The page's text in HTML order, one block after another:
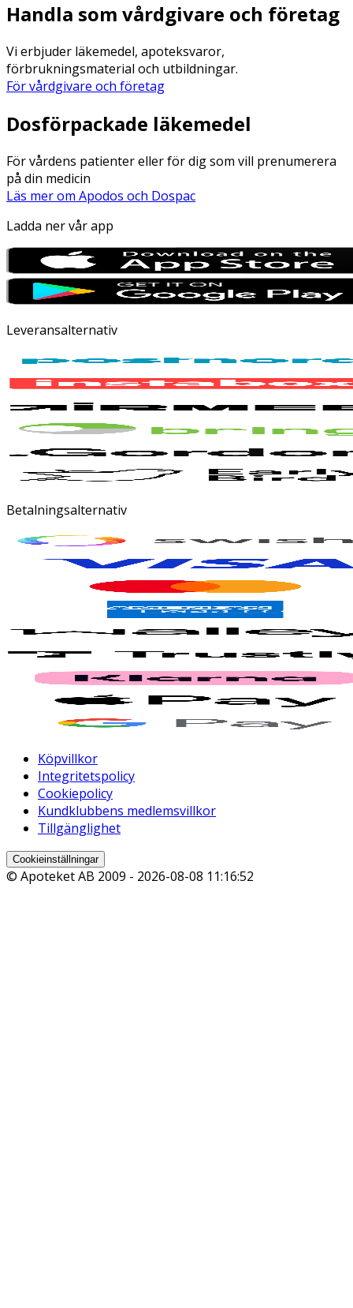
Handla som vårdgivare och företag
Vi erbjuder läkemedel, apoteksvaror,
förbrukningsmaterial och utbildningar.
För vårdgivare och företag
Dosförpackade läkemedel
För vårdens patienter eller för dig som vill prenumerera
på din medicin
Läs mer om Apodos och Dospac
Ladda ner vår app
Leveransalternativ
Betalningsalternativ
Köpvillkor
Integritetspolicy
Cookiepolicy
Kundklubbens medlemsvillkor
Tillgänglighet
Cookieinställningar
© Apoteket AB 2009 - 2026-08-08 11:16:52